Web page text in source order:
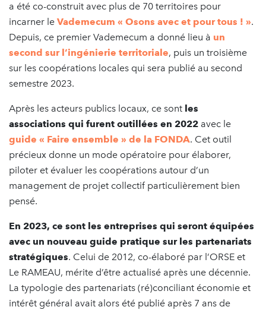
a été co-construit avec plus de 70 territoires pour
incarner le Vademecum « Osons avec et pour tous ! ».
Depuis, ce premier Vademecum a donné lieu à un
second sur l’ingénierie territoriale, puis un troisième
sur les coopérations locales qui sera publié au second
semestre 2023.
Après les acteurs publics locaux, ce sont les
associations qui furent outillées en 2022 avec le
guide « Faire ensemble » de la FONDA. Cet outil
précieux donne un mode opératoire pour élaborer,
piloter et évaluer les coopérations autour d’un
management de projet collectif particulièrement bien
pensé.
En 2023, ce sont les entreprises qui seront équipées
avec un nouveau guide pratique sur les partenariats
stratégiques. Celui de 2012, co-élaboré par l’ORSE et
Le RAMEAU, mérite d’être actualisé après une décennie.
La typologie des partenariats (ré)conciliant économie et
intérêt général avait alors été publié après 7 ans de